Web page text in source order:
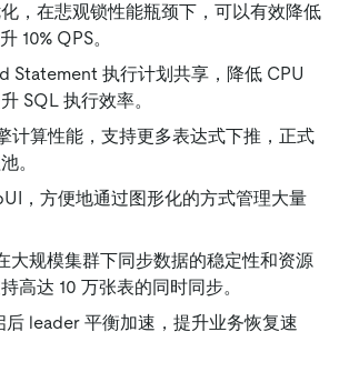
，在悲观锁性能瓶颈下，可以有效降低
10% QPS。
Statement 执行计划共享，降低 CPU
SQL 执行效率。
计算性能，支持更多表达式下推，正式
。
，方便地通过图形化的方式管理大量
大规模集群下同步数据的稳定性和资源
高达 10 万张表的同时同步。
后 leader 平衡加速，提升业务恢复速